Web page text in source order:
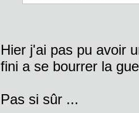
Hier j'ai pas pu avoir
fini a se bourrer la
Pas si sûr ...